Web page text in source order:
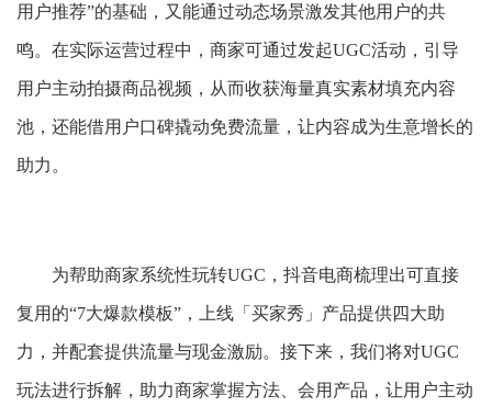
用户推荐”的基础，又能通过动态场景激发其他用户的共
鸣。在实际运营过程中，商家可通过发起UGC活动，引导
用户主动拍摄商品视频，从而收获海量真实素材填充内容
池，还能借用户口碑撬动免费流量，让内容成为生意增长的
助力。
为帮助商家系统性玩转UGC，抖音电商梳理出可直接
复用的“7大爆款模板”，上线「买家秀」产品提供四大助
力，并配套提供流量与现金激励。接下来，我们将对UGC
玩法进行拆解，助力商家掌握方法、会用产品，让用户主动